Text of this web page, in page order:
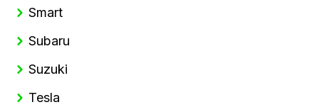
Smart
Subaru
Suzuki
Tesla